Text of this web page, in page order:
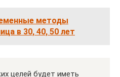
методы
в 30, 40, 50 лет
целей будет иметь